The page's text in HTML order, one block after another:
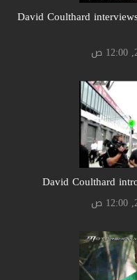
David Coulthard
David Coulthard